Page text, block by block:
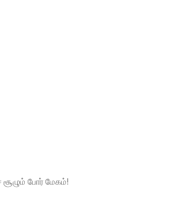
போர் மேகம்!